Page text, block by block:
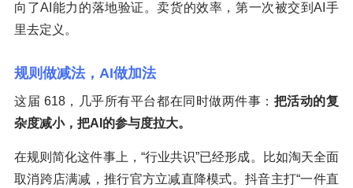
向了AI能力的落地验证。卖货的效率，第一次被交到AI手
里去定义。
规则做减法，AI做加法
这届 618，几乎所有平台都在同时做两件事： 把活动的复
杂度减小，把AI的参与度拉大。
在规则简化这件事上，“行业共识”已经形成。比如淘天全面
取消跨店满减，推行官方立减直降模式。抖音主打“一件直